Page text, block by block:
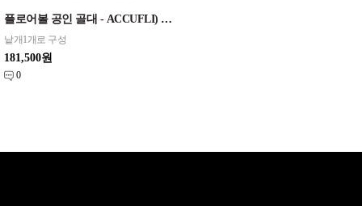
플로어볼 공인 골대 - ACCUFLI) 초등경기용 골대 (137cm x 112cm)
낱개1개로 구성
181,500원
0